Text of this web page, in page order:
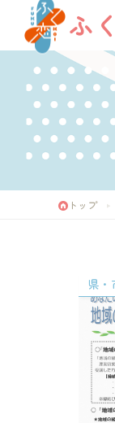
ふ
トップ
県・